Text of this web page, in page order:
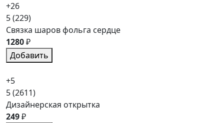
+26
5(229)
Связка шаров фольга сердце
1280₽
Добавить
+5
5(2611)
Дизайнерская открытка
249₽